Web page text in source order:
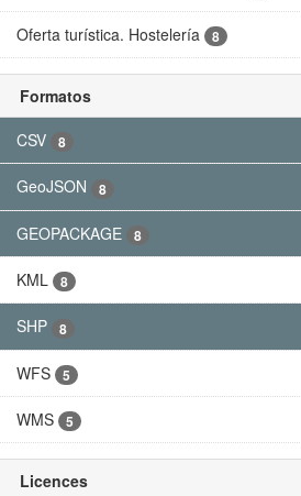
Oferta turística. Hostelería 8
Formatos
CSV
8
GeoJSON 8
GEOPACKAGE 8
KML 8
SHP 8
WFS 5
WMS 5
Licences